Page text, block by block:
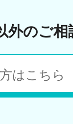
外のご
はこちら